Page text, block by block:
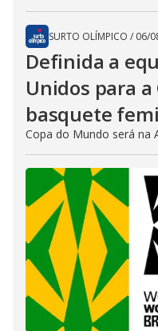
SURTO OLÍMPICO / 06/
Definida a
Unidos para
basquete
Copa do Mundo será na